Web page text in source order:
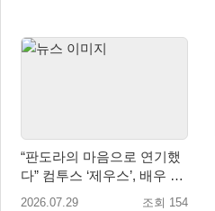
“판도라의 마음으로 연기했
다” 컴투스 ‘제우스’, 배우 박
지현의 ‘판도라’ 제작기 공개
2026.07.29 조회 154